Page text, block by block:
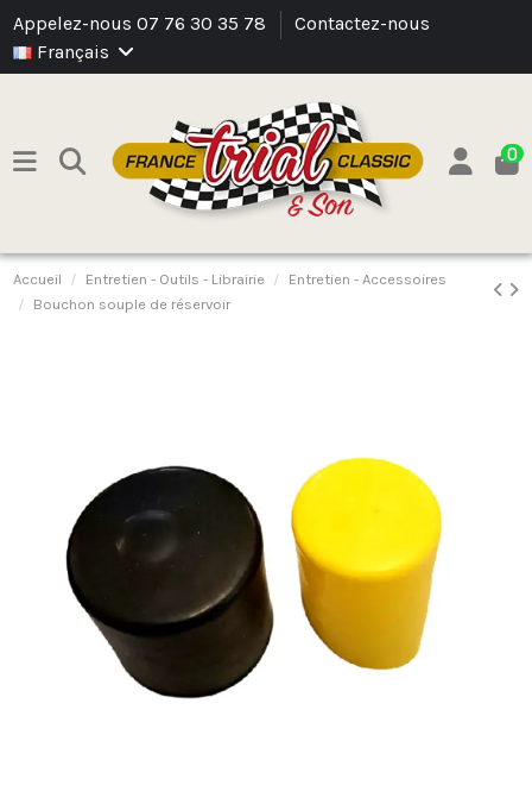
Appelez-nous 07 76 30 35 78
Contactez-nous
Français
0
Accueil Entretien - Outils - Librairie
Entretien - Accessoires
Bouchon souple de réservoir